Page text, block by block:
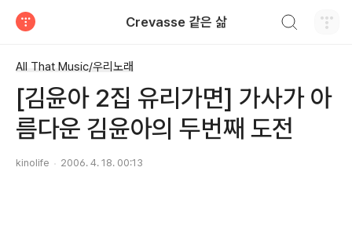
Crevasse 같은 삶
All That Music/우리노래
[김윤아 2집 유리가면] 가사가 아
름다운 김윤아의 두번째 도전
kinolife 2006. 4. 18. 00:13